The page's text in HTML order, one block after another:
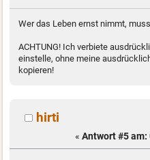
Wer das Leben ernst nimmt,
ACHTUNG! Ich verbiete
einstelle, ohne meine
kopieren!
hirti
« Antwort #5 am: